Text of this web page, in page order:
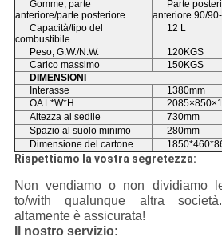
Gomme, parte
anteriore/parte posteriore
Parte
anteriore 90/
Capacità/tipo del
combustibile
12 L
Peso, G.W./N.W.
120KGS
Carico massimo
150KGS
DIMENSIONI
Interasse
1380mm
OA L*W*H
Altezza al sedile
730mm
Spazio al suolo minimo
280mm
Dimensione del cartone
Rispettiamo la vostra segretezza:
Non vendiamo o non dividiamo
to/with qualunque altra
altamente è assicurata!
Il nostro servizio: